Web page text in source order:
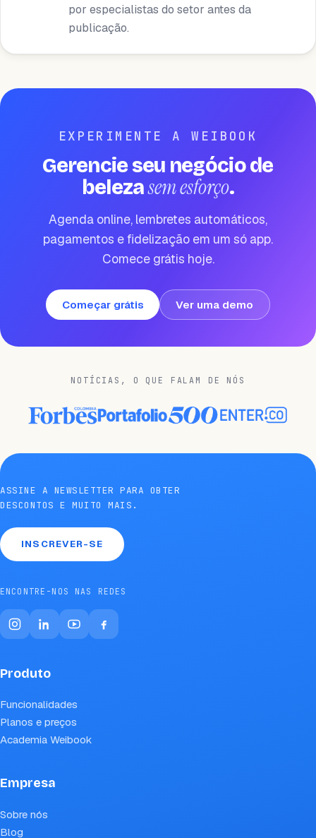
por especialistas do setor antes da
publicação.
EXPERIMENTE A WEIBOOK
Gerencie seu negócio de
belezasem esforço.
Agenda online, lembretes automáticos,
pagamentos e fidelização em um só app.
Comece grátis hoje.
Começar grátis Ver uma demo
NOTÍCIAS, O QUE FALAM DE NÓS
ASSINE A NEWSLETTER PARA OBTER
DESCONTOS E MUITO MAIS.
INSCREVER-SE
ENCONTRE-NOS NAS REDES
Produto
Funcionalidades
Planos e preços
Academia Weibook
Empresa
Sobre nós
Blog